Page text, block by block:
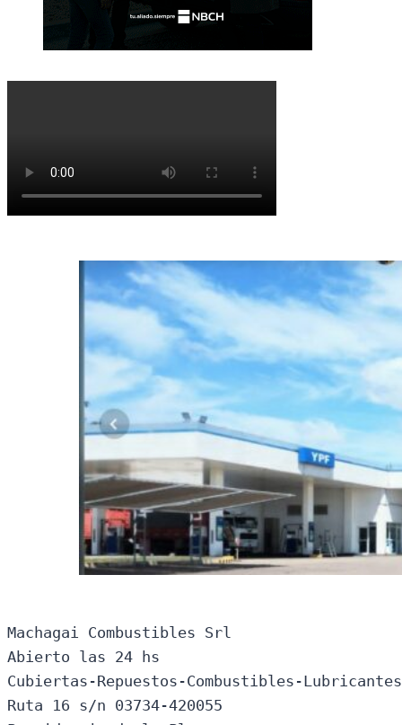
Machagai Combustibles Srl
Abierto las 24 hs
Cubiertas-Repuestos-Combustibles-
Ruta 16 s/n 03734-420055